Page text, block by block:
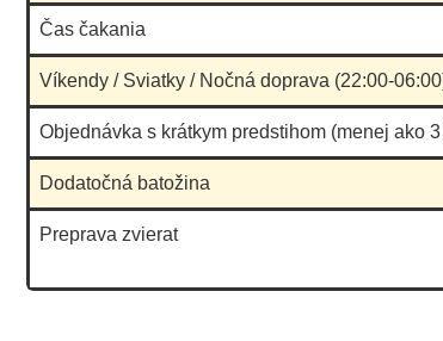
Čas čakania
Víkendy / Sviatky / Nočná doprava (22:00-
Objednávka s krátkym predstihom (menej ako
Dodatočná batožina
Preprava zvierat